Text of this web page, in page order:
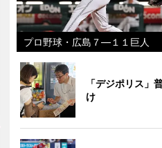
プロ野球・広島７―１１巨人
「デジポリス」
け